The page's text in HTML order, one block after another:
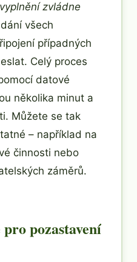
zvládne
všech
případných
Celý proces
datové
několika minut a
Můžete se tak
– například na
činnosti nebo
záměrů.
pozastavení